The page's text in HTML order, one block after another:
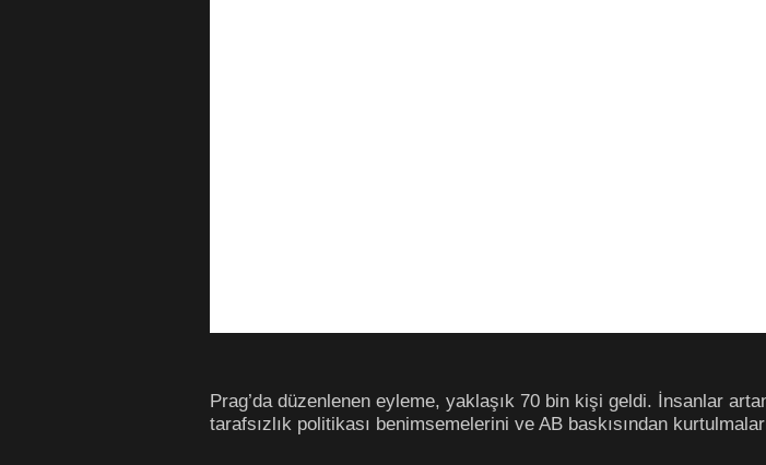
Prag’da düzenlenen eyleme, yaklaşık 70 bin kişi geldi. İnsanlar
tarafsızlık politikası benimsemelerini ve AB baskısından